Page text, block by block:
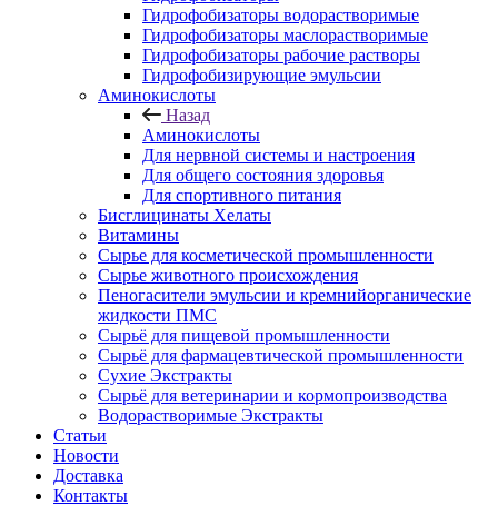
Гидрофобизаторы водорастворимые
Гидрофобизаторы маслорастворимые
Гидрофобизаторы рабочие растворы
Гидрофобизирующие эмульсии
Аминокислоты
Назад
Аминокислоты
Для нервной системы и настроения
Для общего состояния здоровья
Для спортивного питания
Бисглицинаты Хелаты
Витамины
Сырье для косметической промышленности
Сырье животного происхождения
Пеногасители эмульсии и кремнийорганические
жидкости ПМС
Сырьё для пищевой промышленности
Сырьё для фармацевтической промышленности
Сухие Экстракты
Сырьё для ветеринарии и кормопроизводства
Водорастворимые Экстракты
Статьи
Новости
Доставка
Контакты